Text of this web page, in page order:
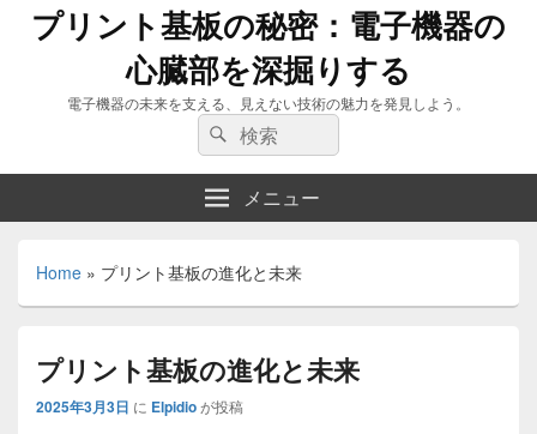
プリント基板の秘密：電子機器の
心臓部を深掘りする
電子機器の未来を支える、見えない技術の魅力を発見しよう。
検
索:
検
索
メニュー
Home » プリント基板の進化と未来
プリント基板の進化と未来
2025年3月3日 に Elpidioが投稿